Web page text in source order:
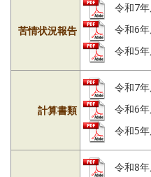
苦情状況報告
令和7
令和6
令和5
計算書類
令和7
令和6
令和5
令和8